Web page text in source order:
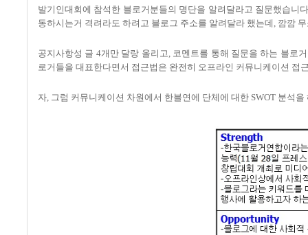
발기인대회에 참석한 블로거분들의 명단을 알려달라고 질문했습
동하시는거 격려라도 하려고 블로그 주소를 알려달라 했는데, 깜깜
공지사항성 글 4개만 달랑 올리고, 코멘트를 통해 질문을 하는 블로
로거들을 대표한다면서 접근법은 완전히 오프라인 커뮤니케이션 접
자, 그럼 커뮤니케이션 차원에서 한블연에 단체에 대한 SWOT 분석을